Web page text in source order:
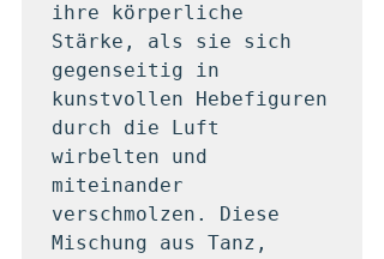
ihre körperliche
Stärke, als sie sich
gegenseitig in
kunstvollen Hebefiguren
durch die Luft
wirbelten und
miteinander
verschmolzen. Diese
Mischung aus Tanz,